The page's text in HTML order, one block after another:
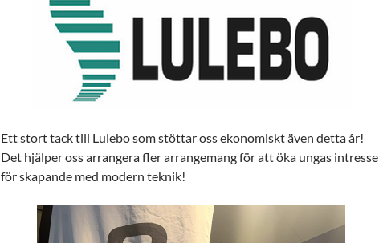
Ett stort tack till Lulebo som stöttar oss ekonomiskt även detta år!
Det hjälper oss arrangera fler arrangemang för att öka ungas intresse
för skapande med modern teknik!